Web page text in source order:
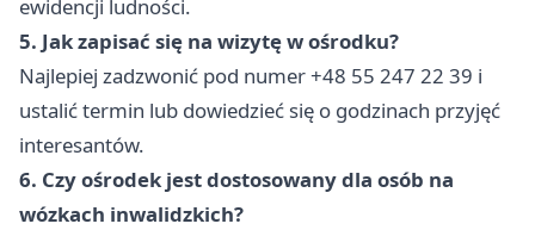
ewidencji ludności.
5. Jak zapisać się na wizytę w ośrodku?
Najlepiej zadzwonić pod numer +48 55 247 22 39 i
ustalić termin lub dowiedzieć się o godzinach przyjęć
interesantów.
6. Czy ośrodek jest dostosowany dla osób na
wózkach inwalidzkich?